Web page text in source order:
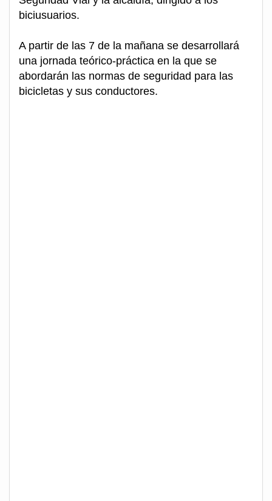
biciusuarios.
A partir de las 7 de la mañana se desarrollará
una jornada teórico-práctica en la que se
abordarán las normas de seguridad para las
bicicletas y sus conductores.